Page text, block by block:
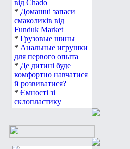
від Chado
* Домашні запаси
смаколиків від
Funduk Market
* Грузовые шины
* Анальные игрушки
для первого опыта
* Де дитині буде
комфортно навчатися
й розвиватися?
* Ємності зі
склопластику